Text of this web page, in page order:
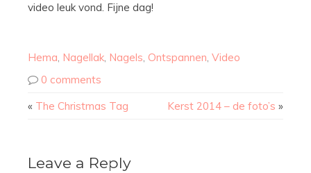
video leuk vond. Fijne dag!
Hema, Nagellak, Nagels, Ontspannen, Video
0 comments
« The Christmas Tag Kerst 2014 – de foto’s »
Leave a Reply